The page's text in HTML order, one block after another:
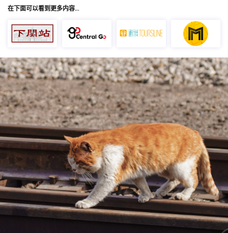
在下面可以看到更多内容…